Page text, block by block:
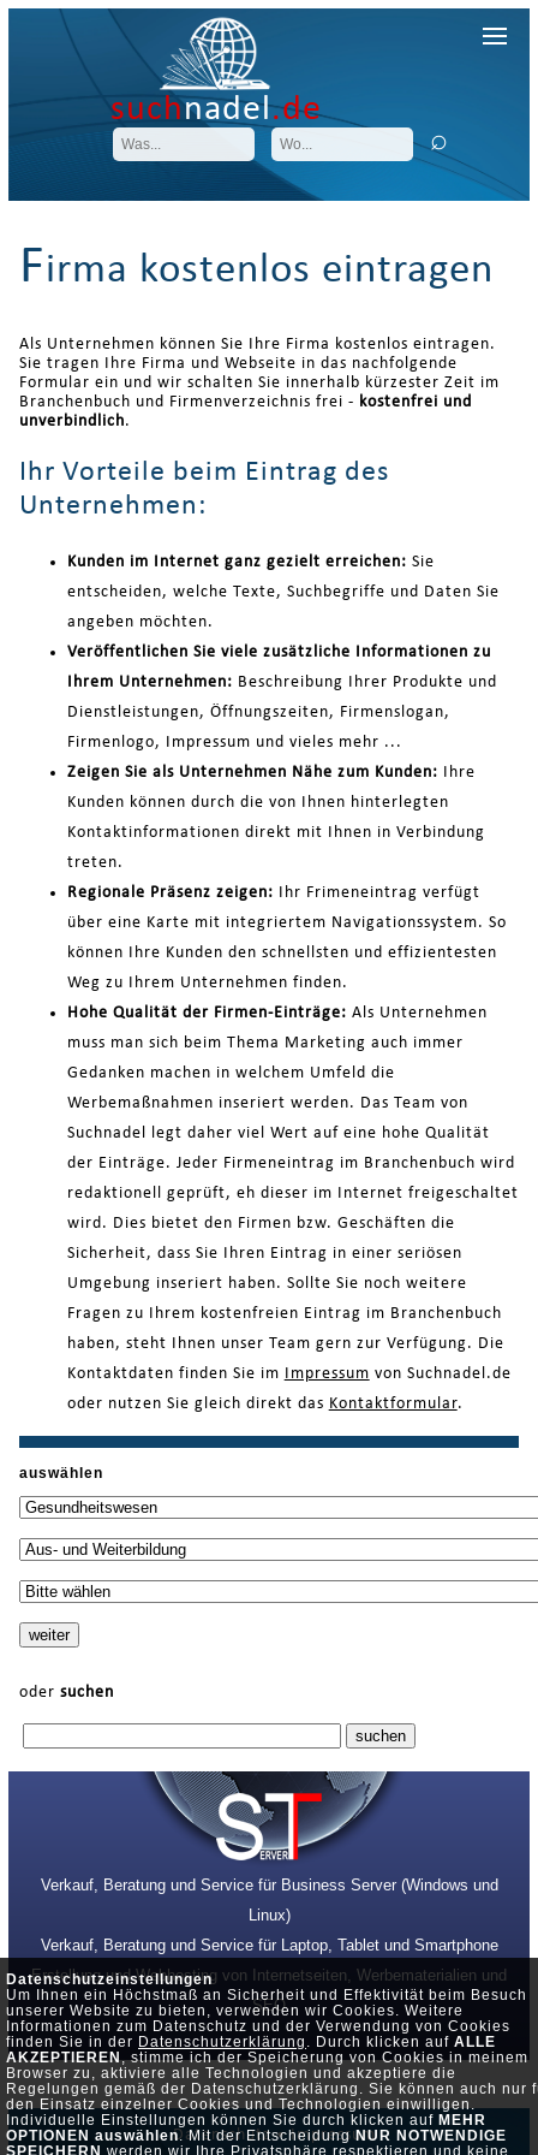
Datenschutzeinstellungen
Um Ihnen ein Höchstmaß an Sicherheit und Effektivität beim Besuch
unserer Website zu bieten, verwenden wir Cookies. Weitere
Informationen zum Datenschutz und der Verwendung von Cookies
finden Sie in der Datenschutzerklärung . Durch klicken auf ALLE
AKZEPTIEREN, stimme ich der Speicherung von Cookies in meinem
Browser zu, aktiviere alle Technologien und akzeptiere die
Regelungen gemäß der Datenschutzerklärung. Sie können auch nur
den Einsatz einzelner Cookies und Technologien einwilligen.
Individuelle Einstellungen können Sie durch klicken auf MEHR
OPTIONEN auswählen. Mit der EntscheidungNUR NOTWENDIGE
SPEICHERN werden wir Ihre Privatsphäre respektieren und keine
suchnadel.de
Firma kostenlos eintragen
Als Unternehmen können Sie Ihre Firma kostenlos eintragen.
Sie tragen Ihre Firma und Webseite in das nachfolgende
Formular ein und wir schalten Sie innerhalb kürzester Zeit im
Branchenbuch und Firmenverzeichnis frei - kostenfrei und
unverbindlich.
Ihr Vorteile beim Eintrag des
Unternehmen:
Kunden im Internet ganz gezielt erreichen: Sie
entscheiden, welche Texte, Suchbegriffe und Daten Sie
angeben möchten.
Veröffentlichen Sie viele zusätzliche Informationen zu
Ihrem Unternehmen: Beschreibung Ihrer Produkte und
Dienstleistungen, Öffnungszeiten, Firmenslogan,
Firmenlogo, Impressum und vieles mehr ...
Zeigen Sie als Unternehmen Nähe zum Kunden: Ihre
Kunden können durch die von Ihnen hinterlegten
Kontaktinformationen direkt mit Ihnen in Verbindung
treten.
Regionale Präsenz zeigen: Ihr Frimeneintrag verfügt
über eine Karte mit integriertem Navigationssystem. So
können Ihre Kunden den schnellsten und effizientesten
Weg zu Ihrem Unternehmen finden.
Hohe Qualität der Firmen-Einträge: Als Unternehmen
muss man sich beim Thema Marketing auch immer
Gedanken machen in welchem Umfeld die
Werbemaßnahmen inseriert werden. Das Team von
Suchnadel legt daher viel Wert auf eine hohe Qualität
der Einträge. Jeder Firmeneintrag im Branchenbuch wird
redaktionell geprüft, eh dieser im Internet freigeschaltet
wird. Dies bietet den Firmen bzw. Geschäften die
Sicherheit, dass Sie Ihren Eintrag in einer seriösen
Umgebung inseriert haben. Sollte Sie noch weitere
Fragen zu Ihrem kostenfreien Eintrag im Branchenbuch
haben, steht Ihnen unser Team gern zur Verfügung. Die
Kontaktdaten finden Sie im
Impressum von Suchnadel.de
oder nutzen Sie gleich direkt das Kontaktformular.
auswählen
oder suchen
Verkauf, Beratung und Service für Business Server (Windows und
Linux)
Verkauf, Beratung und Service für Laptop, Tablet und Smartphone
Erstellung und Webhosting von Internetseiten, Werbematerialien und
SEO
Datenschutz •Impressum